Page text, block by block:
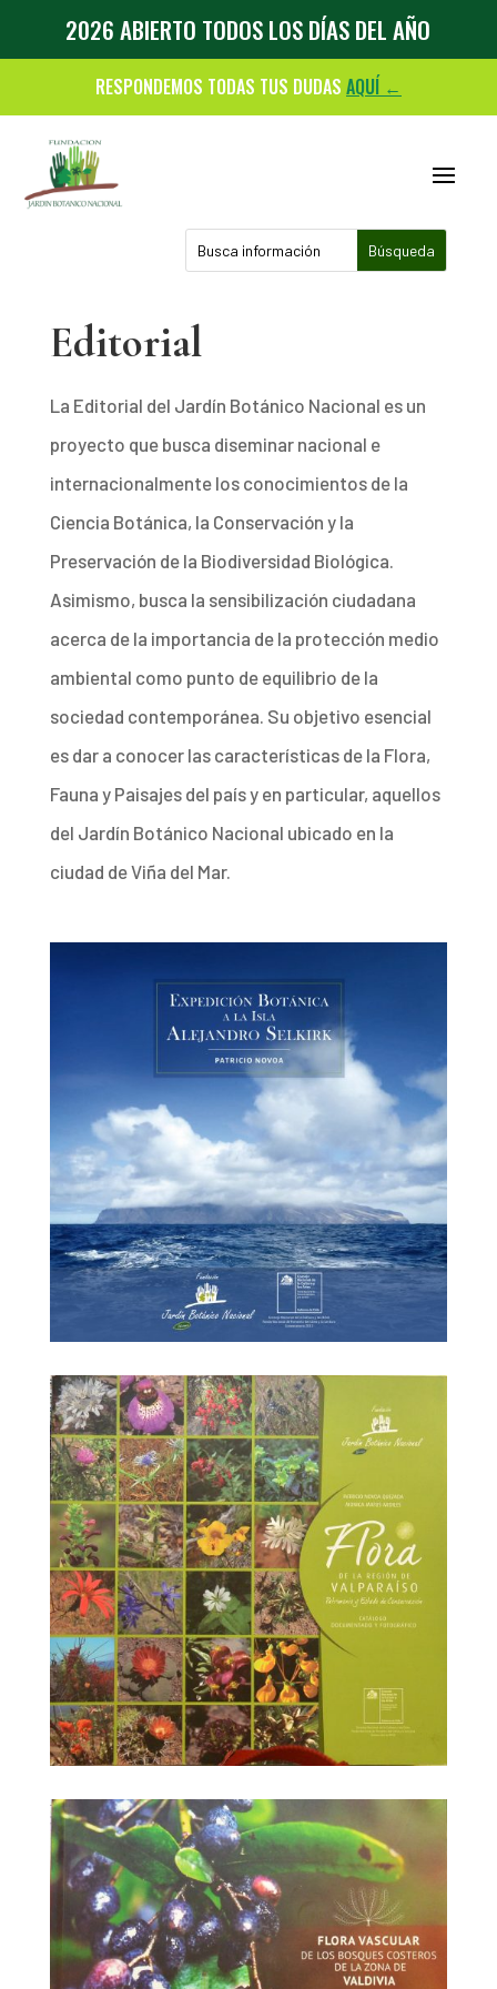
2026 ABIERTO TODOS LOS DÍAS DEL AÑO
RESPONDEMOS TODAS TUS DUDAS AQUÍ ←
Editorial
La Editorial del Jardín Botánico Nacional es un
proyecto que busca diseminar nacional e
internacionalmente los conocimientos de la
Ciencia Botánica, la Conservación y la
Preservación de la Biodiversidad Biológica.
Asimismo, busca la sensibilización ciudadana
acerca de la importancia de la protección medio
ambiental como punto de equilibrio de la
sociedad contemporánea. Su objetivo esencial
es dar a conocer las características de la Flora,
Fauna y Paisajes del país y en particular, aquellos
del Jardín Botánico Nacional ubicado en la
ciudad de Viña del Mar.